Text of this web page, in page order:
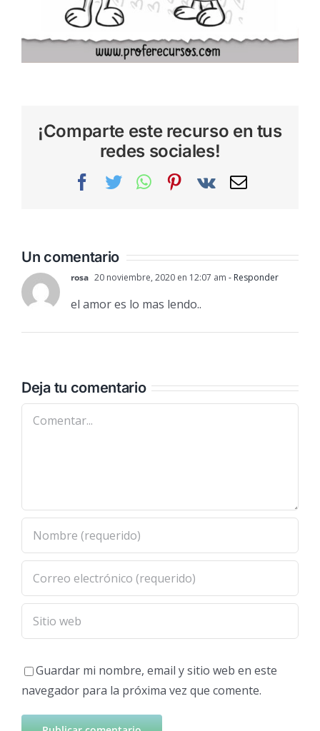
¡Comparte este recurso en tus
redes sociales!
Facebook
TwitterWhatsAppPinterest
Vk
Correo
Un comentario
rosa 20 noviembre, 2020 en 12:07 am - Responder
el amor es lo mas lendo..
Deja tu comentario
Comentar
Guardar mi nombre, email y sitio web en este
navegador para la próxima vez que comente.